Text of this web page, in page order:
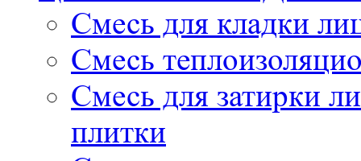
Смесь для кладки
Смесь
Смесь для затирки
плитки